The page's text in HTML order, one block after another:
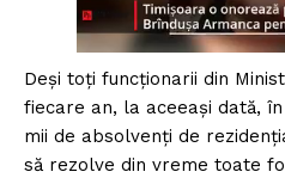
Deși toți funcționarii din
fiecare an, la aceeași dată,
mii de absolvenți de
să rezolve din vreme toate